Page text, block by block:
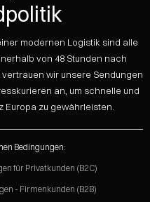
modernen Logistik sind alle
von 48 Stunden nach
wir unsere Sendungen
an, um schnelle und
zu gewährleisten.
Bedingungen:
für Privatkunden (B2C)
- Firmenkunden (B2B)